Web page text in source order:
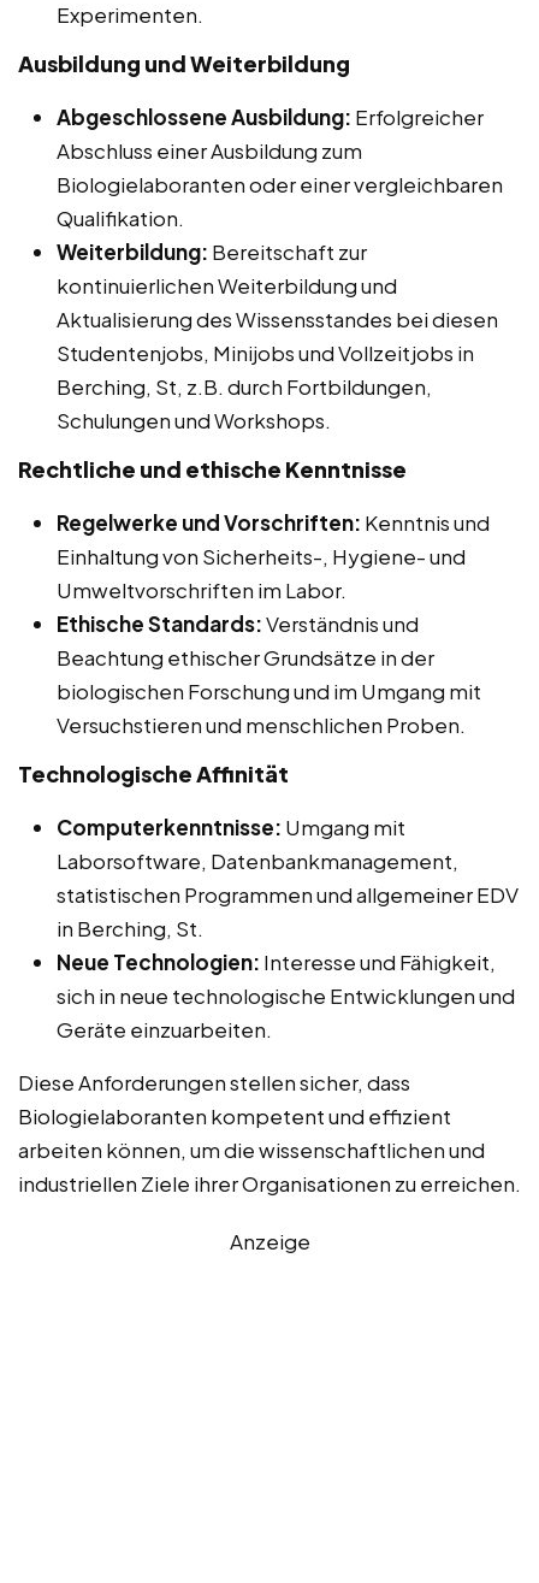
Experimenten.
Ausbildung und Weiterbildung
Abgeschlossene Ausbildung: Erfolgreicher
Abschluss einer Ausbildung zum
Biologielaboranten oder einer vergleichbaren
Qualifikation.
Weiterbildung: Bereitschaft zur
kontinuierlichen Weiterbildung und
Aktualisierung des Wissensstandes bei diesen
Studentenjobs, Minijobs und Vollzeitjobs in
Berching, St, z.B. durch Fortbildungen,
Schulungen und Workshops.
Rechtliche und ethische Kenntnisse
Regelwerke und Vorschriften: Kenntnis und
Einhaltung von Sicherheits-, Hygiene- und
Umweltvorschriften im Labor.
Ethische Standards:Verständnis und
Beachtung ethischer Grundsätze in der
biologischen Forschung und im Umgang mit
Versuchstieren und menschlichen Proben.
Technologische Affinität
Computerkenntnisse: Umgang mit
Laborsoftware, Datenbankmanagement,
statistischen Programmen und allgemeiner EDV
in Berching, St.
Neue Technologien: Interesse und Fähigkeit,
sich in neue technologische Entwicklungen und
Geräte einzuarbeiten.
Diese Anforderungen stellen sicher, dass
Biologielaboranten kompetent und effizient
arbeiten können, um die wissenschaftlichen und
industriellen Ziele ihrer Organisationen zu erreichen.
Anzeige